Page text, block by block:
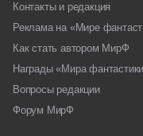
Контакты и редакция
Реклама на «Мире
Как стать автором МирФ
Награды «Мира
Вопросы редакции
Форум МирФ